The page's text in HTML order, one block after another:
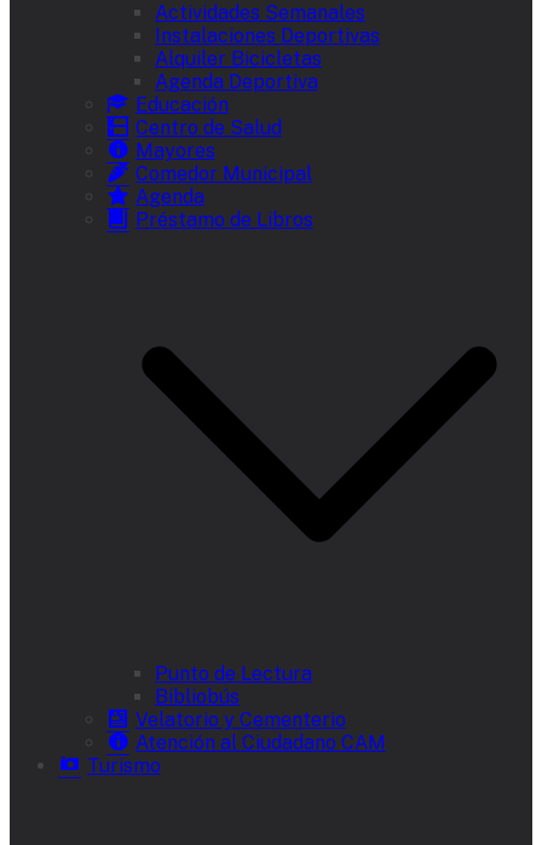
Actividades Semanales
Instalaciones Deportivas
Alquiler Bicicletas
Agenda Deportiva
Educación
Centro de Salud
Mayores
Comedor Municipal
Agenda
Préstamo de Libros
Punto de Lectura
Bibliobús
Velatorio y Cementerio
Atención al Ciudadano CAM
Turismo